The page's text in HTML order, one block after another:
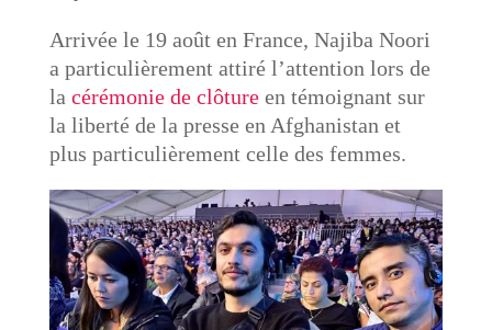
Arrivée le 19 août en France, Najiba Noori
a particulièrement attiré l’attention lors de
la cérémonie de clôtureen témoignant sur
la liberté de la presse en Afghanistan et
plus particulièrement celle des femmes.